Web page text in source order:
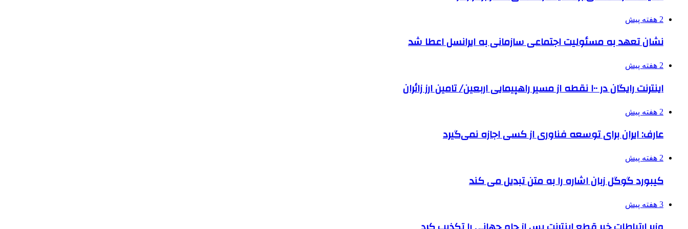
2 هفته پیش
نشان تعهد به مسئولیت اجتماعی سازمانی به ایرانسل اعطا شد
2 هفته پیش
اینترنت رایگان در ۱۰۰ نقطه از مسیر راهپیمایی اربعین/ تامین ارز زائران
2 هفته پیش
عارف: ایران برای توسعه فناوری از کسی اجازه نمی‌گیرد
2 هفته پیش
کیبورد گوگل زبان اشاره را به متن تبدیل می کند
3 هفته پیش